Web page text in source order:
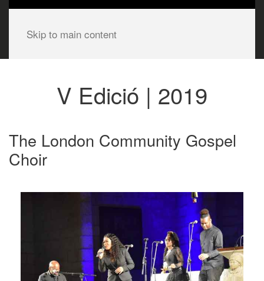
Skip to main content
V Edició | 2019
The London Community Gospel
Choir